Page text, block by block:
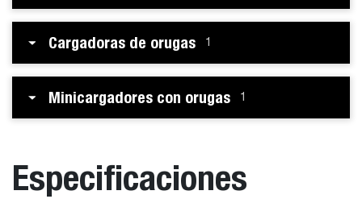
Cargadoras de orugas 1
Minicargadores con orugas 1
Especificaciones